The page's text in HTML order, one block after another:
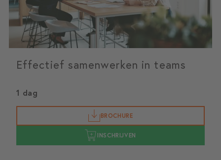
Effectief samenwerken in teams
1 dag
BROCHURE
INSCHRIJVEN